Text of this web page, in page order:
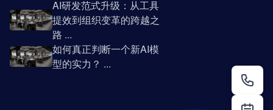
AI研发范式升级：从工具
提效到组织变革的跨越之
路 ...
如何真正判断一个新AI模
型的实力？ ...